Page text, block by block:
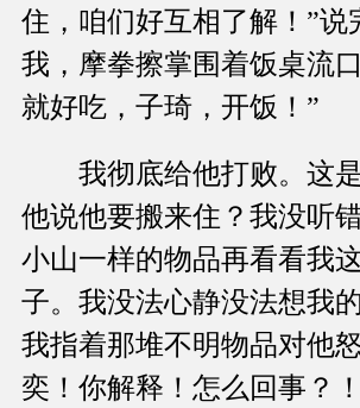
住，咱们好互相了解！”说
我，摩拳擦掌围着饭桌流
就好吃，子琦，开饭！”
我彻底给他打败。这是
他说他要搬来住？我没听
小山一样的物品再看看我
子。我没法心静没法想我
我指着那堆不明物品对他
奕！你解释！怎么回事？